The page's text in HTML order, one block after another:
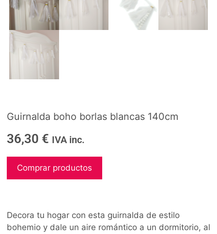
Guirnalda boho borlas blancas 140cm
36,30 € IVA inc.
Comprar productos
Decora tu hogar con esta guirnalda de estilo
bohemio y dale un aire romántico a un dormitorio, al